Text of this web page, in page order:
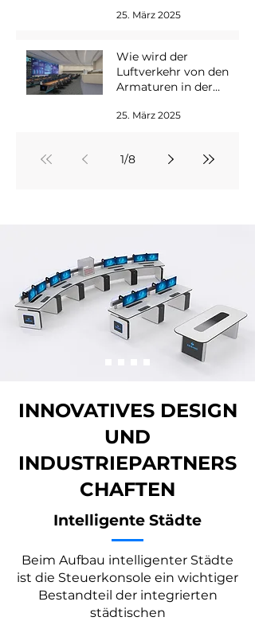
25. März 2025
Wie wird der
Luftverkehr von den
Armaturen in der
gesteuert?
25. März 2025
1/8
INNOVATIVES DESIGN
UND
INDUSTRIEPARTNERS
CHAFTEN
Intelligente Städte
Beim Aufbau intelligenter Städte
ist die Steuerkonsole ein wichtiger
Bestandteil der integrierten
städtischen